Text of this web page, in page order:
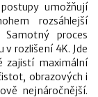
umožňují
rozsáhlejší
proces
rozlišení 4K. Jde
zajistí maximální
obrazových i
nejnáročnější.